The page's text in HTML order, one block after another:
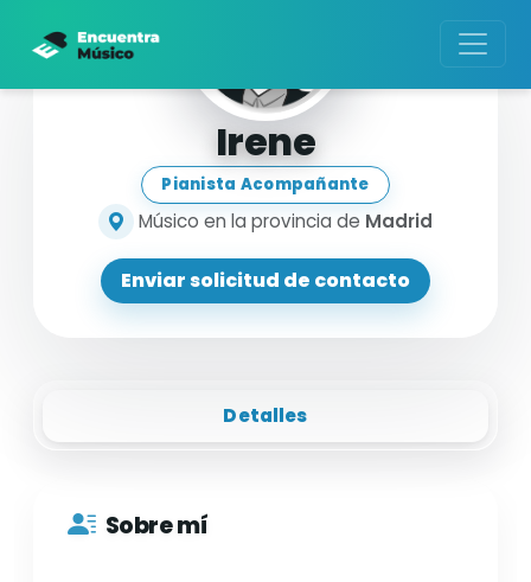
Irene
Pianista Acompañante
Músico en la provincia de Madrid
Enviar solicitud de contacto
Detalles
Sobre mí